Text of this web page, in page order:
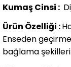
Kumaş Cinsi :
Ürün Özelliği :
Enseden
bağlama şekilleri